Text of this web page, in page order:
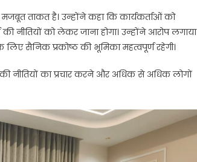
ताकत है। उन्होंने कहा कि कार्यकर्ताओं को
नीतियों को लेकर जाना होगा। उन्होंने आरोप लगाया
सैनिक प्रकोष्ठ की भूमिका महत्वपूर्ण रहेगी।
की नीतियों का प्रचार करने और अधिक से अधिक लोगों